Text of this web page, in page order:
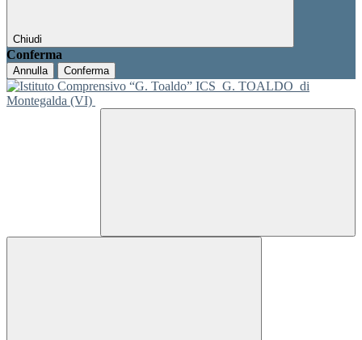
Chiudi
Conferma
Annulla Conferma
ICS G. TOALDO di
Montegalda (VI)